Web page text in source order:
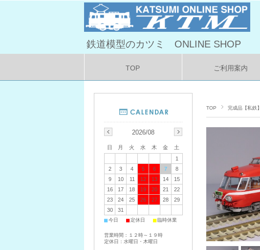
鉄道模型のカツミ ONLINE SHOP
TOP ご利用案内
TOP 完成品【私鉄】
2026/08
日 月 火 水 木 金
土
1
2
3 4 5 6 7
8
9
10 11 12 13 14
15
16
17 18 19 20 21
22
23
24 25 26 27 28
29
30
31
■今日 ■定休日 ■臨時休業
営業時間：１２時～１９時
定休日：水曜日・木曜日